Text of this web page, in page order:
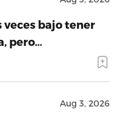
veces bajo tener
pero…
Aug 3, 2026